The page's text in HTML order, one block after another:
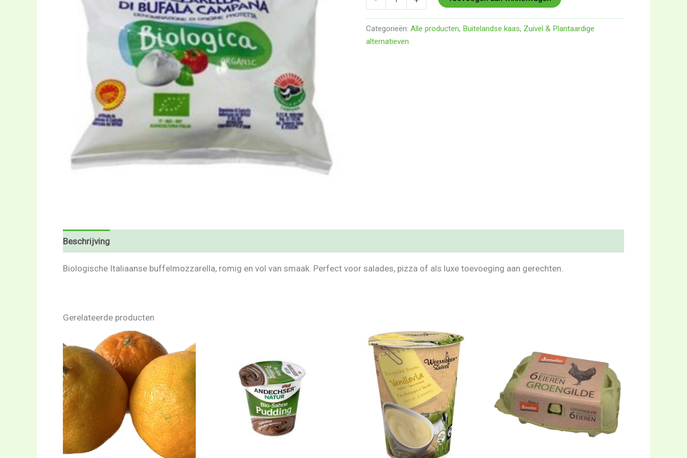
Categorieën: Alle producten, Buitelandse kaas, Zuivel & Plantaardige
alternatieven
Beschrijving
Biologische Italiaanse buffelmozzarella, romig en vol van smaak. Perfect voor salades, pizza of als luxe toevoeging aan gerechten.
Gerelateerde producten